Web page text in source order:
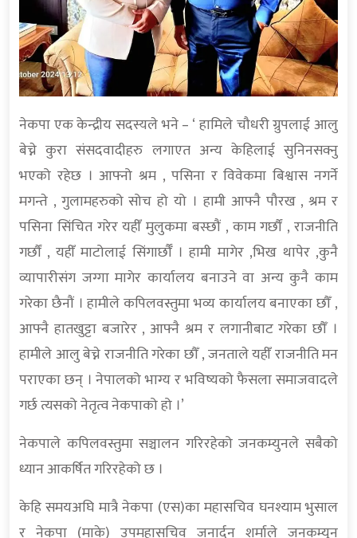
नेकपा एक केन्द्रीय सदस्यले भने – ‘ हामिले चौधरी ग्रुपलाई आलु
बेच्ने कुरा संसदवादीहरु लगाएत अन्य केहिलाई सुनिनसक्नु
भएको रहेछ । आफ्नो श्रम , पसिना र विवेकमा बिश्वास नगर्ने
मगन्ते , गुलामहरुको सोच हो यो । हामी आफ्नै पौरख , श्रम र
पसिना सिंचित गरेर यहीँ मुलुकमा बस्छौं , काम गर्छौं , राजनीति
गर्छौं , यहीँ माटोलाई सिंगार्छौँ । हामी मागेर ,भिख थापेर ,कुनै
व्यापारीसंग जग्गा मागेर कार्यालय बनाउने वा अन्य कुनै काम
गरेका छैनौं । हामीले कपिलवस्तुमा भव्य कार्यालय बनाएका छौँ ,
आफ्नै हातखुट्टा बजारेर , आफ्नै श्रम र लगानीबाट गरेका छौँ ।
हामीले आलु बेच्ने राजनीति गरेका छौँ , जनताले यहीँ राजनीति मन
पराएका छन् । नेपालको भाग्य र भविष्यको फैसला समाजवादले
गर्छ त्यसको नेतृत्व नेकपाको हो ।’
नेकपाले कपिलवस्तुमा सञ्चालन गरिरहेको जनकम्युनले सबैको
ध्यान आकर्षित गरिरहेको छ ।
केहि समयअघि मात्रै नेकपा (एस)का महासचिव घनश्याम भुसाल